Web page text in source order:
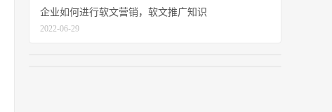
企业如何进行软文营销，软文推广知识
2022-06-29